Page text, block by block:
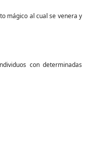
mágico al cual se venera y
con determinadas